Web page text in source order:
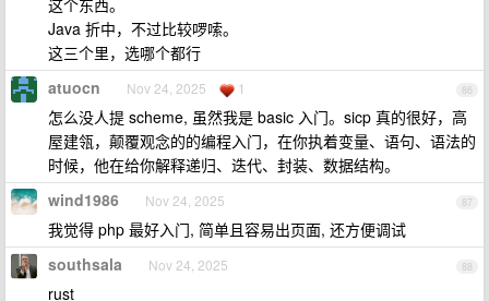
这个东西。
Java 折中，不过比较啰嗦。
这三个里，选哪个都行
86
atuocn Nov 24, 2025 1
怎么没人提 scheme, 虽然我是 basic 入门。sicp 真的很好，高
屋建瓴，颠覆观念的的编程入门，在你执着变量、语句、语法的
时候，他在给你解释递归、迭代、封装、数据结构。
87
wind1986 Nov 24, 2025
我觉得 php 最好入门, 简单且容易出页面, 还方便调试
88
southsala Nov 24, 2025
rust